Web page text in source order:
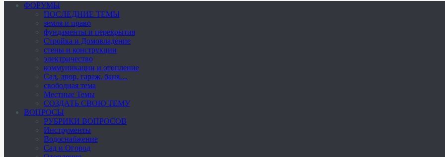
ФОРУМЫ
ПОСЛЕДНИЕ ТЕМЫ
земля и право
фундаменты и перекрытия
Стройка и Домовладение
стены и конструкции
электричество
коммуникации и отопление
Cад, двор, гараж, баня…
свободная тема
Местные Темы
СОЗДАТЬ СВОЮ ТЕМУ
ВОПРОСЫ
РУБРИКИ ВОПРОСОВ
Инструменты
Водоснабжение
Сад и Огород